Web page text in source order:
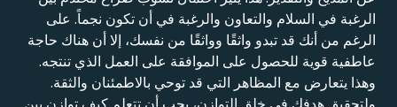
الرغبة في السلام والتعاون والرغبة في أن تكون نجماً. على
الرغم من أنك قد تبدو واثقًا وواثقًا من نفسك، إلا أن هناك حاجة
عاطفية قوية للحصول على الموافقة على العمل الذي تنتجه.
وهذا يتعارض مع المظاهر التي قد توحي بالاطمئنان والثقة.